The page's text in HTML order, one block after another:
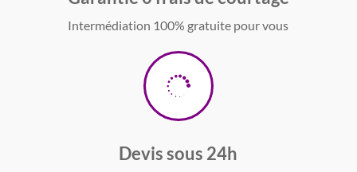
Intermédiation 100% gratuite pour vous

Devis sous 24h